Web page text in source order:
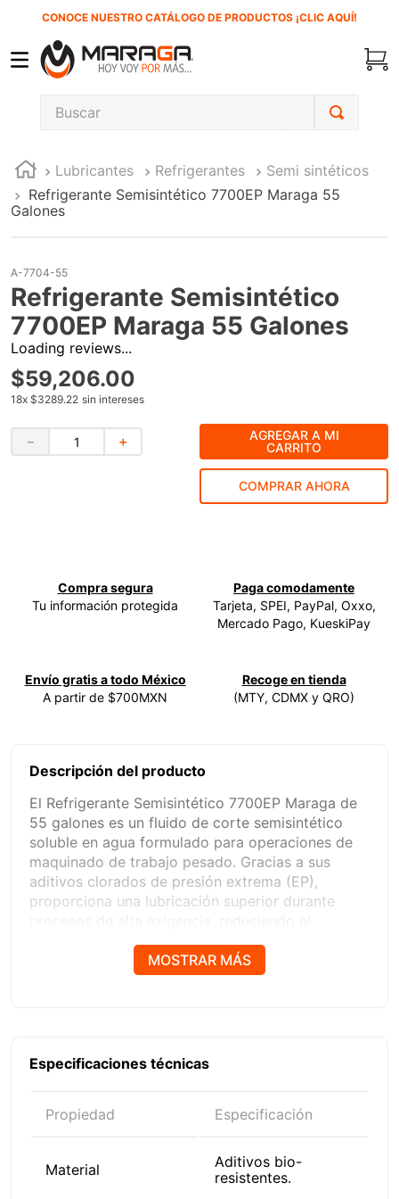
CONOCE NUESTRO CATÁLOGO DE PRODUCTOS ¡CLIC AQUÍ!
Buscar
Lubricantes Refrigerantes
Semi sintéticos
Refrigerante Semisintético 7700EP Maraga 55
Galones
A-7704-55
Refrigerante Semisintético
7700EP Maraga 55 Galones
Loading reviews...
$59,206.00
18x $3289.22 sin intereses
＋
－
AGREGAR A MI
CARRITO
COMPRAR AHORA
Compra segura
Tu información protegida
Paga comodamente
Tarjeta, SPEI, PayPal, Oxxo,
Mercado Pago, KueskiPay
Envío gratis a todo México
A partir de $700MXN
Recoge en tienda
(MTY, CDMX y QRO)
Descripción del producto
El Refrigerante Semisintético 7700EP Maraga de
55 galones es un fluido de corte semisintético
soluble en agua formulado para operaciones de
maquinado de trabajo pesado. Gracias a sus
aditivos clorados de presión extrema (EP),
proporciona una lubricación superior durante
desgaste de las herramientas y mejorando el
rendimiento del mecanizado.
Su tecnología avanzada de protección biológica
CARACTERÍSTICAS Y BENEFICIOS:
Ideal para maquinado CNC, torneado,
Aditivos de presión extrema (EP) que
brindan una excelente lubricación en
MOSTRAR MÁS
Especificaciones técnicas
Propiedad Especificación
Material
Aditivos bio-
resistentes.
1.
inversora
5.
interruptor
6.
esmeriladora
ke500
-cut